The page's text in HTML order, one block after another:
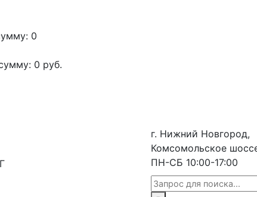
0
0 руб.
г. Нижний Новгород,
Комсомольское
ПН-СБ 10:00-17:00